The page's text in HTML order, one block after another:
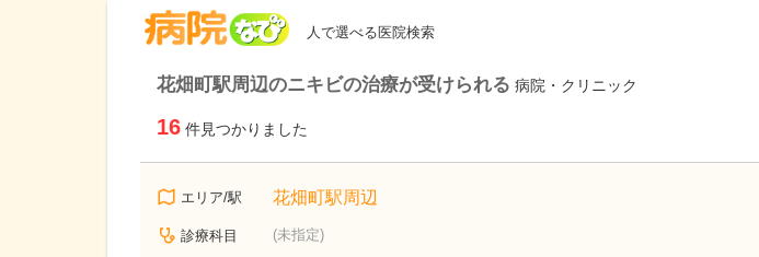
人で選べる医院検索
花畑町駅周辺のニキビの治療が受けられる 病院・クリニック
16 件見つかりました
エリア/駅 花畑町駅周辺
診療科目 (未指定)